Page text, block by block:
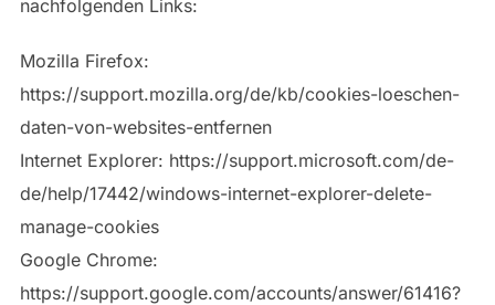
nachfolgenden Links:
Mozilla Firefox:
https://support.mozilla.org/de/kb/cookies-loeschen-
daten-von-websites-entfernen
Internet Explorer: https://support.microsoft.com/de-
de/help/17442/windows-internet-explorer-delete-
manage-cookies
Google Chrome:
https://support.google.com/accounts/answer/61416?